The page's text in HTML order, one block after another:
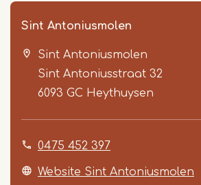
Sint Antoniusmolen
Sint Antoniusmolen
Sint Antoniusstraat 32
6093 GC Heythuysen
0475 452 397
Website Sint Antoniusmolen